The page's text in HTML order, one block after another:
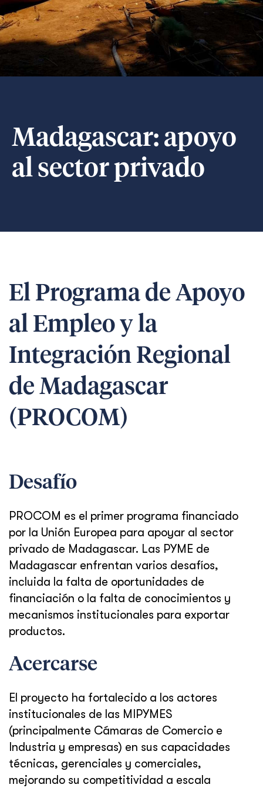
Madagascar: apoyo
al sector privado
El Programa de Apoyo
al Empleo y la
Integración Regional
de Madagascar
(PROCOM)
Desafío
PROCOM es el primer programa financiado
por la Unión Europea para apoyar al sector
privado de Madagascar. Las PYME de
Madagascar enfrentan varios desafíos,
incluida la falta de oportunidades de
financiación o la falta de conocimientos y
mecanismos institucionales para exportar
productos.
Acercarse
El proyecto ha fortalecido a los actores
institucionales de las MIPYMES
(principalmente Cámaras de Comercio e
Industria y empresas) en sus capacidades
técnicas, gerenciales y comerciales,
mejorando su competitividad a escala